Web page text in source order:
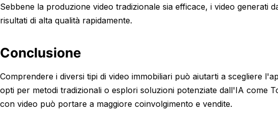
Sebbene la produzione video tradizionale sia efficace, i video generati
risultati di alta qualità rapidamente.
Conclusione
Comprendere i diversi tipi di video immobiliari può aiutarti a scegliere
opti per metodi tradizionali o esplori soluzioni potenziate dall'IA come
con video può portare a maggiore coinvolgimento e vendite.